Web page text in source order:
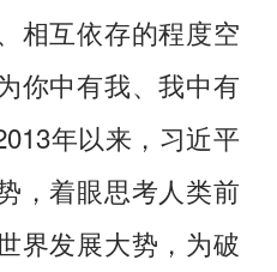
相互依存的程度空
你中有我、我中有
年以来，习近平
，着眼思考人类前
界发展大势，为破